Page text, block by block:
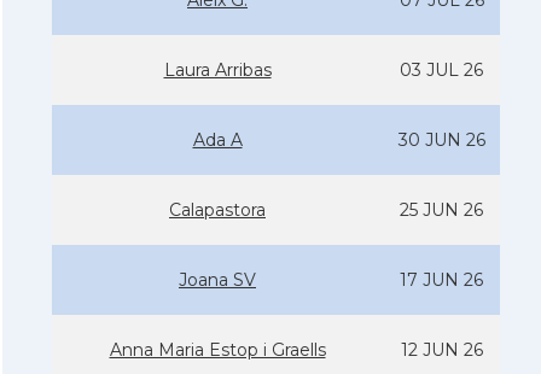
Laura Arribas 03 JUL 26
Ada A 30 JUN 26
Calapastora 25 JUN 26
Joana SV 17 JUN 26
Anna Maria Estop i Graells 12 JUN 26